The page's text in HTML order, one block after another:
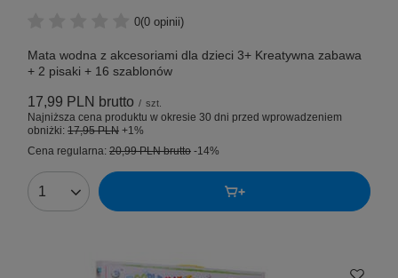
0(0 opinii)
Mata wodna z akcesoriami dla dzieci 3+ Kreatywna zabawa
+ 2 pisaki + 16 szablonów
17,99 PLN brutto / szt.
Najniższa cena produktu w okresie 30 dni przed wprowadzeniem
obniżki: 17,95 PLN +1%
Cena regularna: 20,99 PLNbrutto -14%